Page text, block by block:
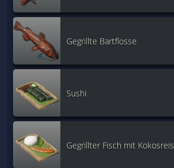
Gegrillte Bartflosse
Sushi
Gegrillter Fisch mit Kokosreis